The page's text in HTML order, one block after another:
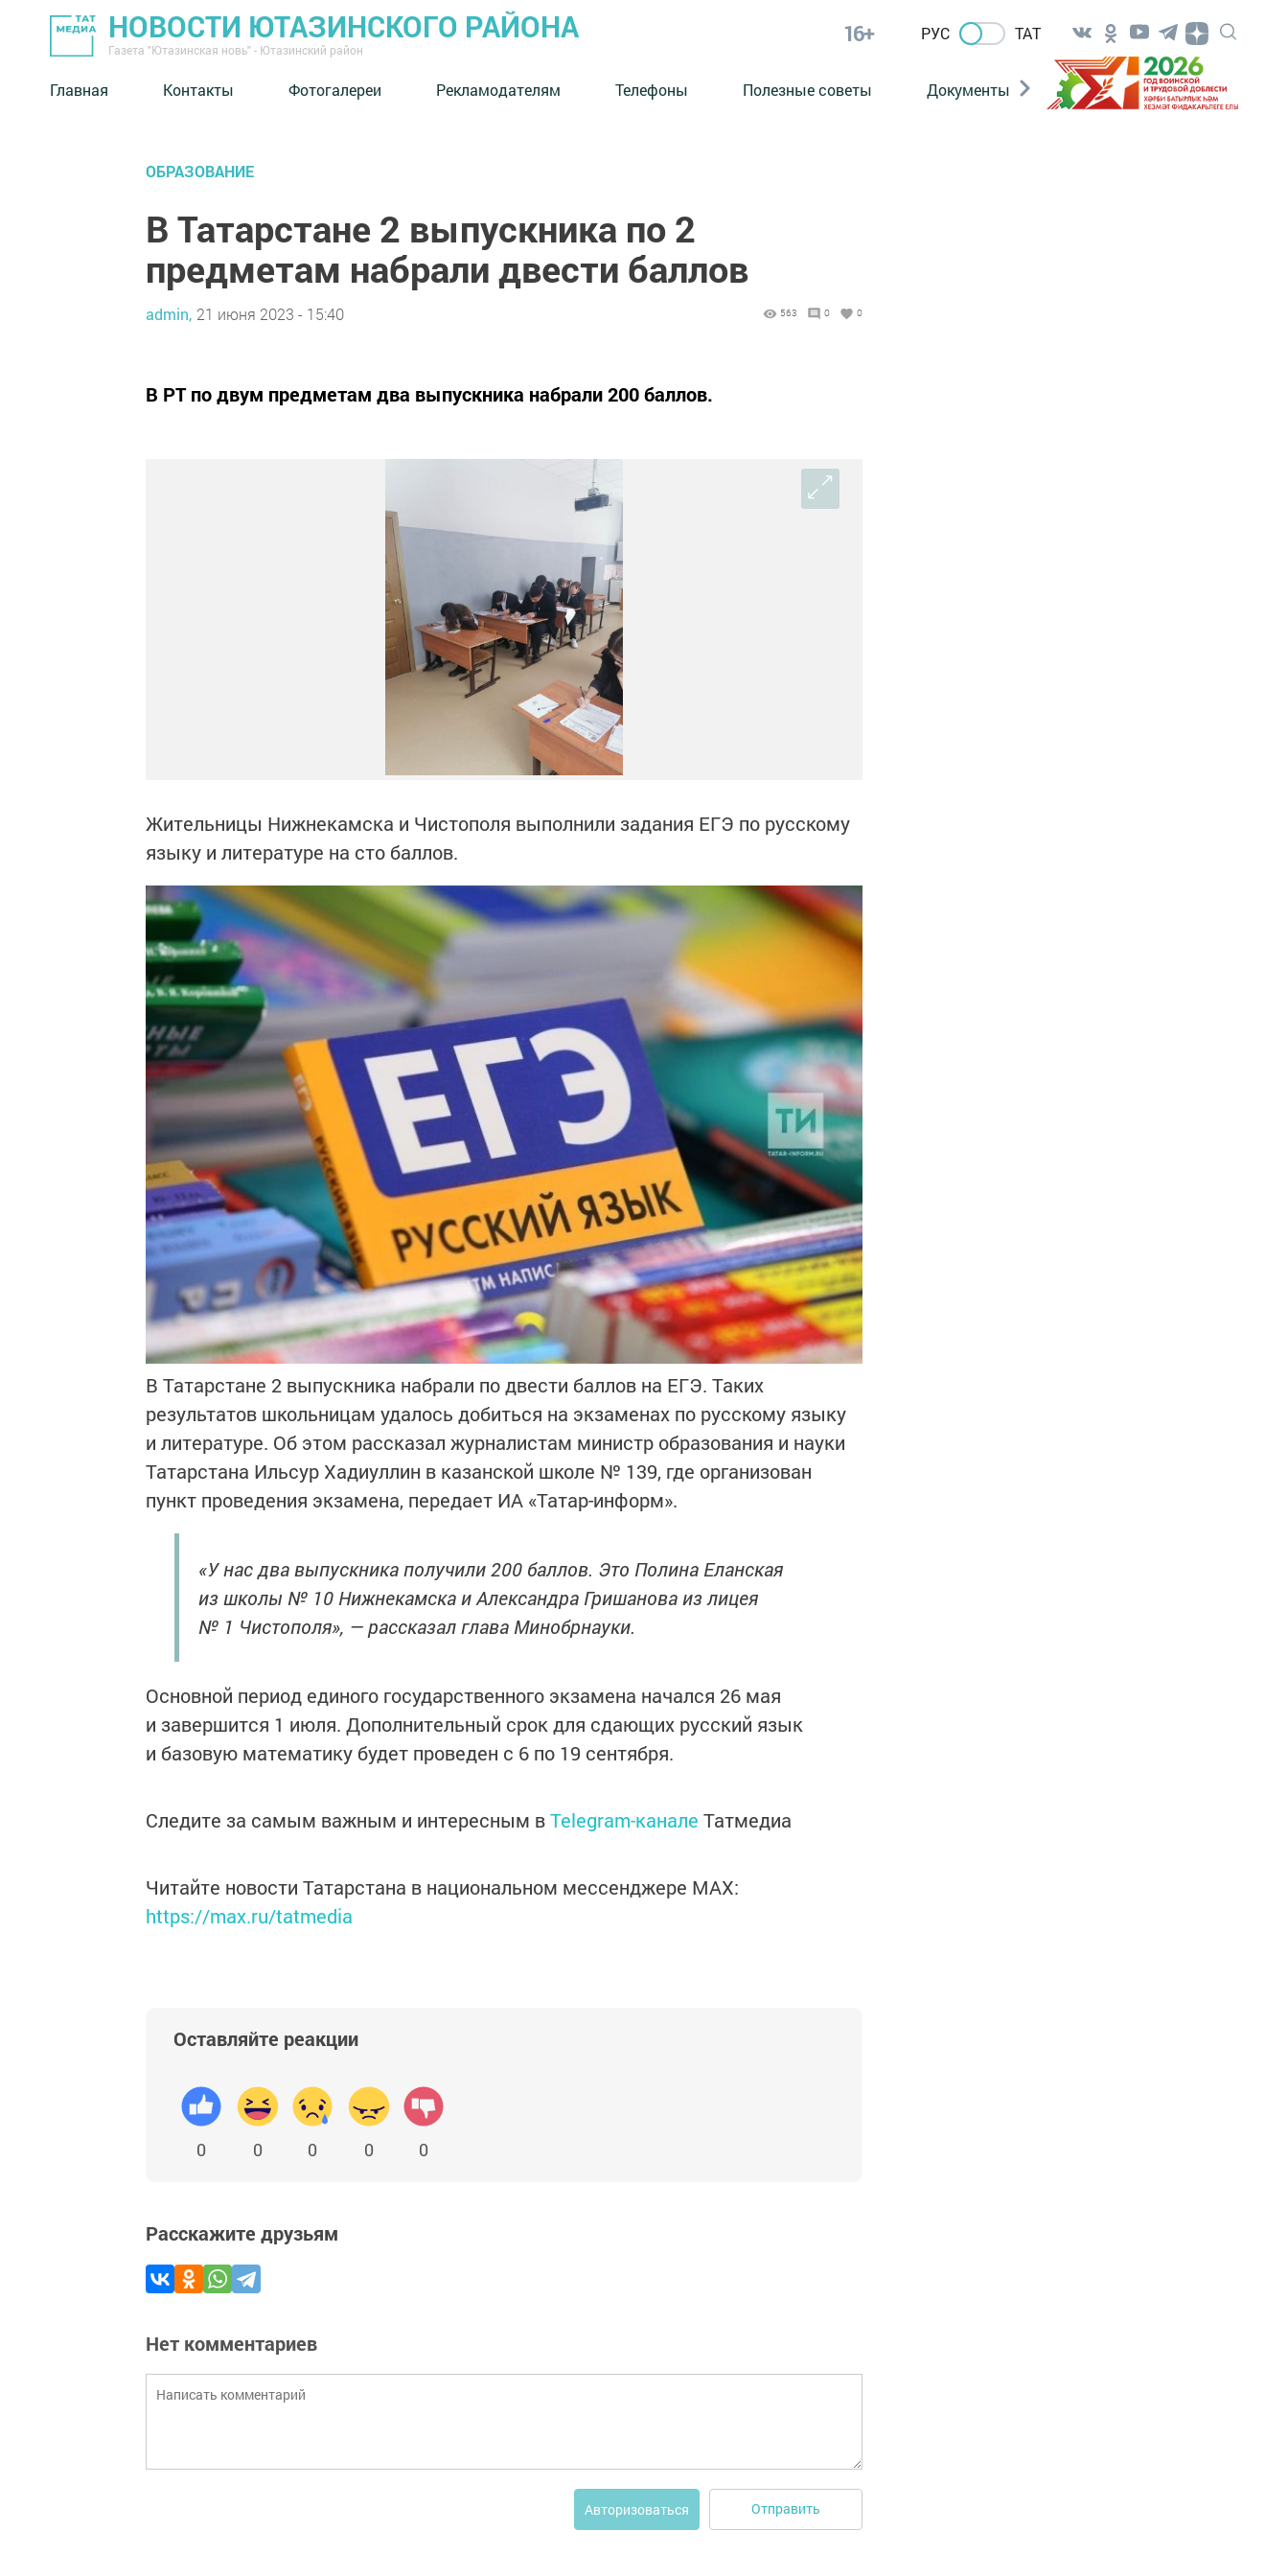
НОВОСТИ ЮТАЗИНСКОГО РАЙОНА
Газета "Ютазинская новь" - Ютазинский район
16+ РУС ТАТ
Главная Контакты Фотогалереи Рекламодателям Телефоны Полезные советы Документы Патриотизм
ОБРАЗОВАНИЕ
В Татарстане 2 выпускника по 2
предметам набрали двести баллов
admin, 21 июня 2023 - 15:40 563 0 0
В РТ по двум предметам два выпускника набрали 200 баллов.
Жительницы Нижнекамска и Чистополя выполнили задания ЕГЭ по русскому
языку и литературе на сто баллов.
В Татарстане 2 выпускника набрали по двести баллов на ЕГЭ. Таких
результатов школьницам удалось добиться на экзаменах по русскому языку
и литературе. Об этом рассказал журналистам министр образования и науки
Татарстана Ильсур Хадиуллин в казанской школе № 139, где организован
пункт проведения экзамена, передает ИА «Татар-информ».
«У нас два выпускника получили 200 баллов. Это Полина Еланская
из школы № 10 Нижнекамска и Александра Гришанова из лицея
№ 1 Чистополя», — рассказал глава Минобрнауки.
Основной период единого государственного экзамена начался 26 мая
и завершится 1 июля. Дополнительный срок для сдающих русский язык
и базовую математику будет проведен с 6 по 19 сентября.
Следите за самым важным и интересным вTelegram-канале Татмедиа
Читайте новости Татарстана в национальном мессенджере MАХ:
https://max.ru/tatmedia
Оставляйте реакции
0 0 0 0 0
Расскажите друзьям
Нет комментариев
Авторизоваться Отправить